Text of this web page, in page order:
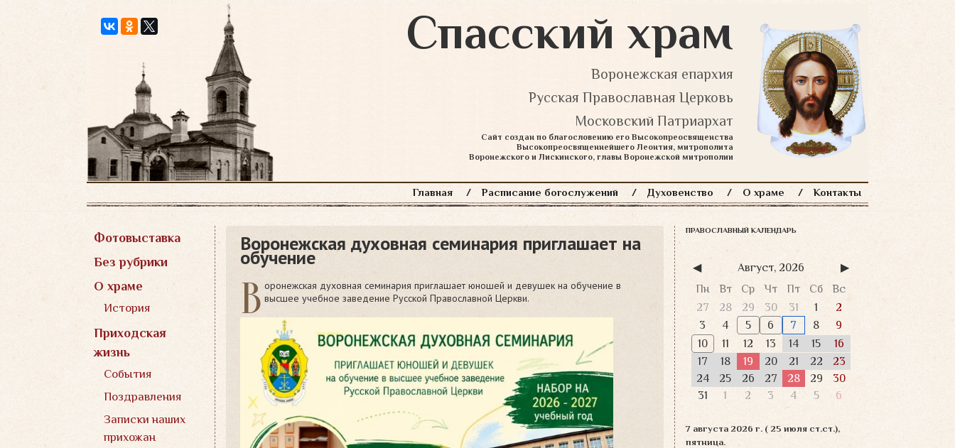
Спасский храм
Воронежская епархия
Русская Православная Церковь
Московский Патриархат
Сайт создан по благословению его Высокопреосвященства
Высокопреосвященнейшего Леонтия, митрополита
Воронежского и Лискинского, главы Воронежской митрополии
Главная Расписание богослужений Духовенство О храме Контакты
Фотовыставка
Без рубрики
О храме
История
Приходская
жизнь
События
Поздравления
Записки наших
прихожан
Воронежская духовная семинария приглашает на
обучение
В оронежская духовная семинария приглашает юношей и девушек на обучение в
высшее учебное заведение Русской Православной Церкви.
ПРАВОСЛАВНЫЙ КАЛЕНДАРЬ
◀ Август, 2026
▶
Пн
Вт Ср Чт Пт Сб
Вс
27
28 29 30 31 1
2
3
4 5 6 7 8
9
10
11 12 13 14 15
16
17
18 19 20 21 22
23
24
25 26 27 28 29
30
31
1 2 3 4 5 6
7 августа 2026 г. ( 25 июля ст.ст.),
пятница.